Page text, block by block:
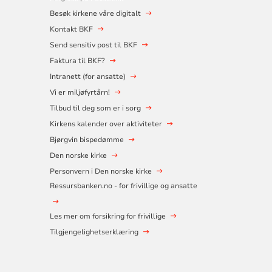
Besøk kirkene våre digitalt
Kontakt BKF
Send sensitiv post til BKF
Faktura til BKF?
Intranett (for ansatte)
Vi er miljøfyrtårn!
Tilbud til deg som er i sorg
Kirkens kalender over aktiviteter
Bjørgvin bispedømme
Den norske kirke
Personvern i Den norske kirke
Ressursbanken.no - for frivillige og ansatte
Les mer om forsikring for frivillige
Tilgjengelighetserklæring